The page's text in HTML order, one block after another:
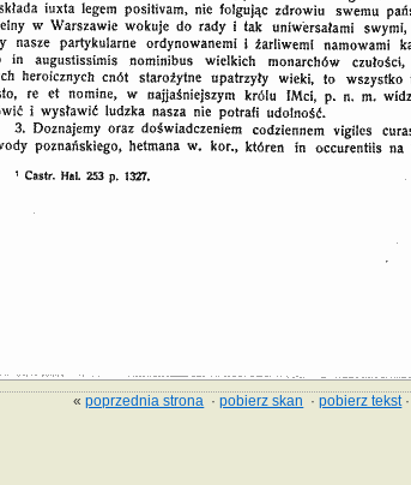
«poprzednia strona ·pobierz skan ·pobierz tekst